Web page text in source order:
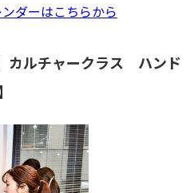
ダーはこちらから
カルチャークラス ハンド